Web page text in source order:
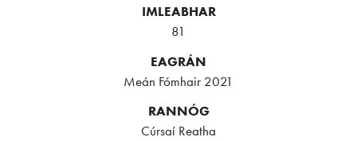
IMLEABHAR
81
EAGRÁN
Meán Fómhair 2021
RANNÓG
Cúrsaí Reatha